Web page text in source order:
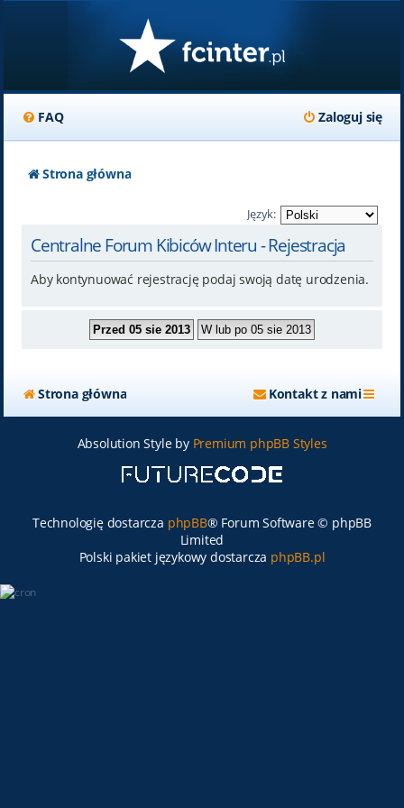
FAQ Zaloguj się
Strona główna
Język:
Centralne Forum Kibiców Interu - Rejestracja
Aby kontynuować rejestrację podaj swoją datę urodzenia.
Strona główna Kontakt z nami
Absolution Style by Premium phpBB Styles
Technologię dostarcza phpBB® Forum Software © phpBB
Limited
Polski pakiet językowy dostarcza phpBB.pl